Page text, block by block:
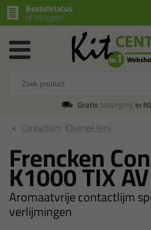
Bestelstatus
of inloggen
Gratisbezorging in
Contactlijm (Overige lijm)
Frencken
K1000 TIX AV
Aromaatvrije contactlijm
verlijmingen